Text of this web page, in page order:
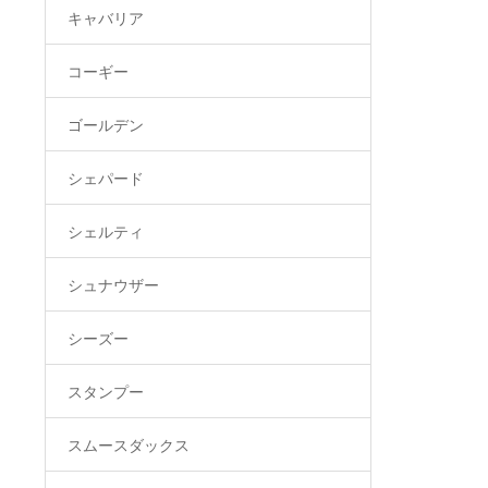
キャバリア
コーギー
ゴールデン
シェパード
シェルティ
シュナウザー
シーズー
スタンプー
スムースダックス